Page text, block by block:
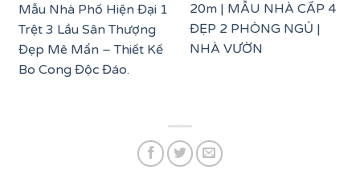
Mẫu Nhà Phố Hiện Đại 1
Trệt 3 Lầu Sân Thượng
Đẹp Mê Mẩn – Thiết Kế
Bo Cong Độc Đáo.
20m | MẪU NHÀ CẤP 4
ĐẸP 2 PHÒNG NGỦ |
NHÀ VƯỜN